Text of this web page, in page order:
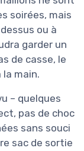
soirées, mais
ou à
garder un
de casse, le
main.
– quelques
pas de choc
sans souci
sac de sortie